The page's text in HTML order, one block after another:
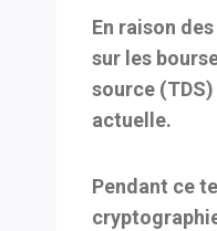
En raison
sur les
source
actuelle.
Pendant ce